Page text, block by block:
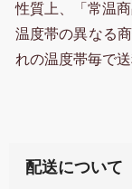
性質上、「常温
温度帯の異なる
れの温度帯毎で
配送について